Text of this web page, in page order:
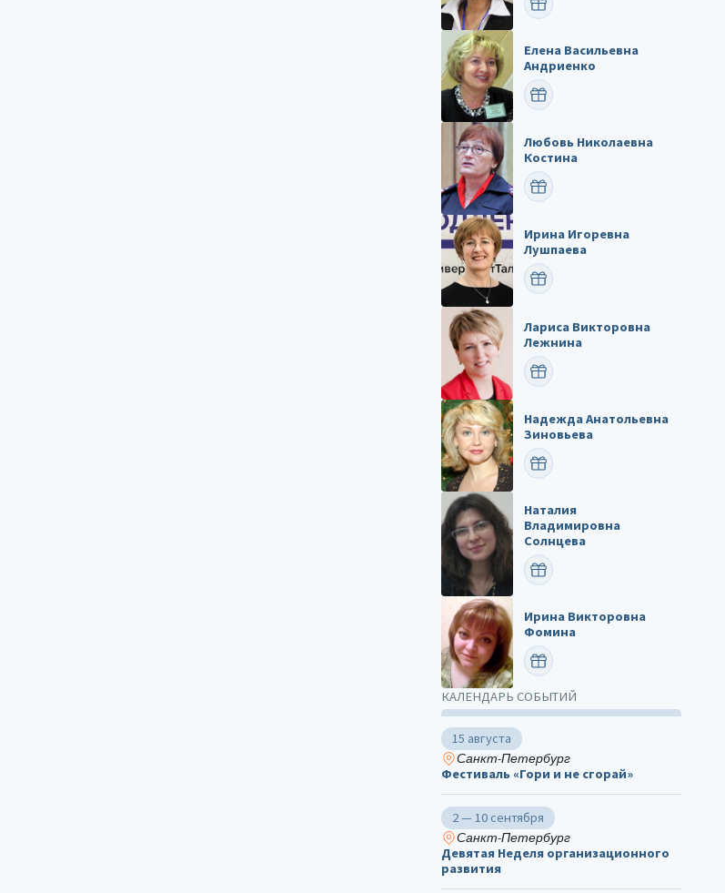
ПОЗДРАВИТЬ
Елена Васильевна
Андриенко
ПОЗДРАВИТЬ
Любовь Николаевна
Костина
ПОЗДРАВИТЬ
Ирина Игоревна
Лушпаева
ПОЗДРАВИТЬ
Лариса Викторовна
Лежнина
ПОЗДРАВИТЬ
Надежда Анатольевна
Зиновьева
ПОЗДРАВИТЬ
Наталия
Владимировна
Солнцева
ПОЗДРАВИТЬ
Ирина Викторовна
Фомина
ПОЗДРАВИТЬ
КАЛЕНДАРЬ СОБЫТИЙ
15 августа
Санкт-Петербург
Фестиваль «Гори и не сгорай»
2 — 10 сентября
Санкт-Петербург
Девятая Неделя организационного
развития